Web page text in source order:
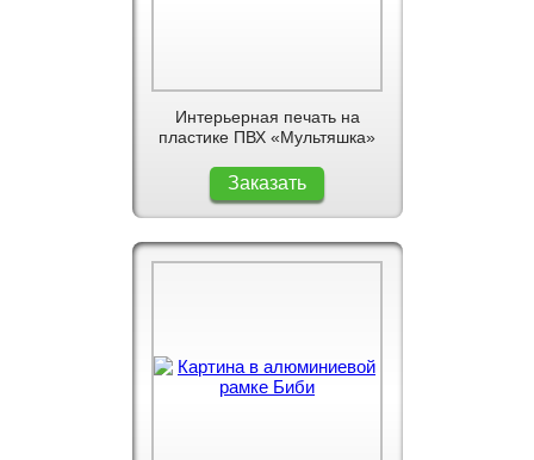
Интерьерная печать на
пластике ПВХ «Мультяшка»
Заказать